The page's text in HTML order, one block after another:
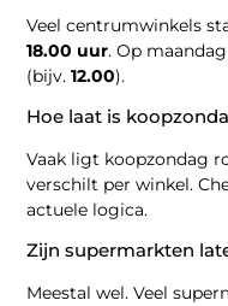
Veel centrumwinkels
18.00 uur. Op
(bijv.12.00).
Hoe laat is
Vaak ligt koopzondag
verschilt per winkel.
actuele logica.
Zijn supermarkten
Meestal wel. Veel